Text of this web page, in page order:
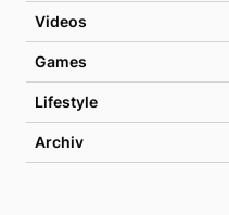
Videos
Games
Lifestyle
Archiv